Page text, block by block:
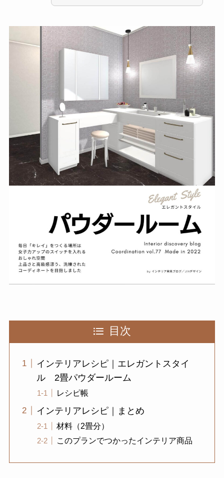
目次
インテリアレシピ｜エレガントスタイ
ル 2畳パウダールーム
レシピ帳
インテリアレシピ｜まとめ
材料（2畳分）
このプランでつかったインテリア商品